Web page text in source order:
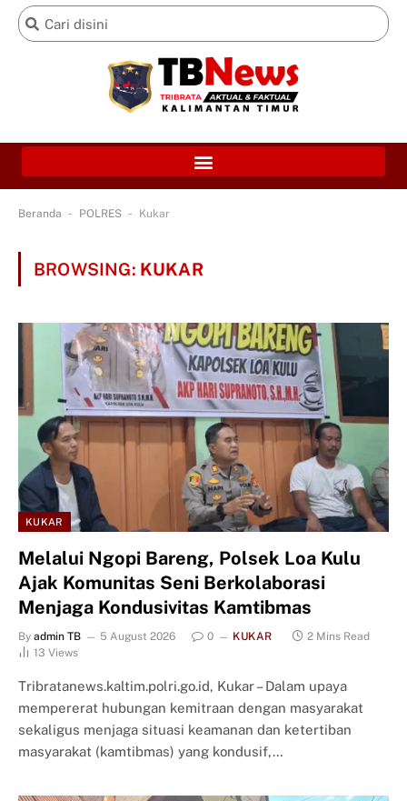
Beranda - POLRES - Kukar
BROWSING: KUKAR
KUKAR
Melalui Ngopi Bareng, Polsek Loa Kulu
Ajak Komunitas Seni Berkolaborasi
Menjaga Kondusivitas Kamtibmas
By admin TB 5 August 2026 0 KUKAR
2 Mins Read
13 Views
Tribratanews.kaltim.polri.go.id, Kukar – Dalam upaya
mempererat hubungan kemitraan dengan masyarakat
sekaligus menjaga situasi keamanan dan ketertiban
masyarakat (kamtibmas) yang kondusif,…